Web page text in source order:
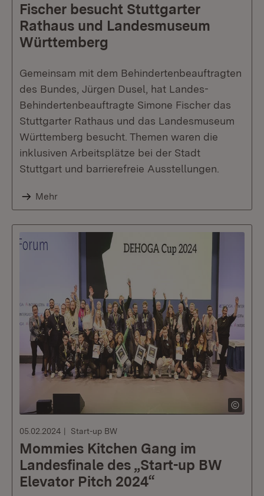
Fischer besucht Stuttgarter
Rathaus und Landesmuseum
Württemberg
Gemeinsam mit dem Behindertenbeauftragten
des Bundes, Jürgen Dusel, hat Landes-
Behindertenbeauftragte Simone Fischer das
Stuttgarter Rathaus und das Landesmuseum
Württemberg besucht. Themen waren die
inklusiven Arbeitsplätze bei der Stadt
Stuttgart und barrierefreie Ausstellungen.
Mehr
05.02.2024 Start-up BW
Mommies Kitchen Gang im
Landesfinale des „Start-up BW
Elevator Pitch 2024“